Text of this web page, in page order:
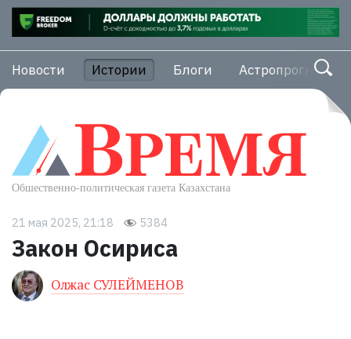
Новости Истории Блоги Астропрогноз
21 мая 2025, 21:18 5384
Закон Осириса
Олжас СУЛЕЙМЕНОВ